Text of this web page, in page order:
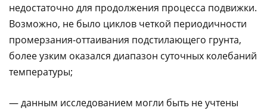
недостаточно для продолжения процесса подвижки.
Возможно, не было циклов четкой периодичности
промерзания-оттаивания подстилающего грунта,
более узким оказался диапазон суточных колебаний
температуры;
— данным исследованием могли быть не учтены